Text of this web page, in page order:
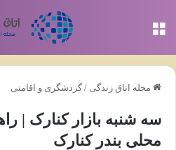
مجله اتاق زندگی / گردشگری و اقامتی
سه شنبه بازار کنارک |
محلی بندر کنارک